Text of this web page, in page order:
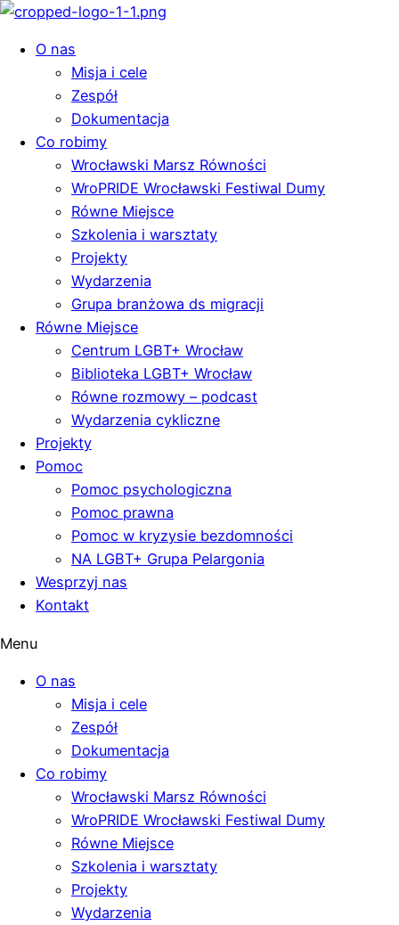
O nas
Misja i cele
Zespół
Dokumentacja
Co robimy
Wrocławski Marsz Równości
WroPRIDE Wrocławski Festiwal Dumy
Równe Miejsce
Szkolenia i warsztaty
Projekty
Wydarzenia
Grupa branżowa ds migracji
Równe Miejsce
Centrum LGBT+ Wrocław
Biblioteka LGBT+ Wrocław
Równe rozmowy – podcast
Wydarzenia cykliczne
Projekty
Pomoc
Pomoc psychologiczna
Pomoc prawna
Pomoc w kryzysie bezdomności
NA LGBT+ Grupa Pelargonia
Wesprzyj nas
Kontakt
Menu
O nas
Misja i cele
Zespół
Dokumentacja
Co robimy
Wrocławski Marsz Równości
WroPRIDE Wrocławski Festiwal Dumy
Równe Miejsce
Szkolenia i warsztaty
Projekty
Wydarzenia